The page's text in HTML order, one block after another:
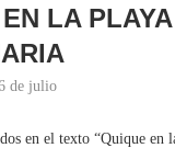
LA
de julio
en el texto “Quique en